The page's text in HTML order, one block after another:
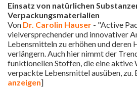
Einsatz von natürlichen
Verpackungsmaterialien
Von Dr. Carolin Hauser - "Active
vielversprechender und innovativer
Lebensmitteln zu erhöhen und
verlängern. Auch hier nimmt der
funktionellen Stoffen, die eine aktive
verpackte Lebensmittel ausüben, zu.
anzeigen]